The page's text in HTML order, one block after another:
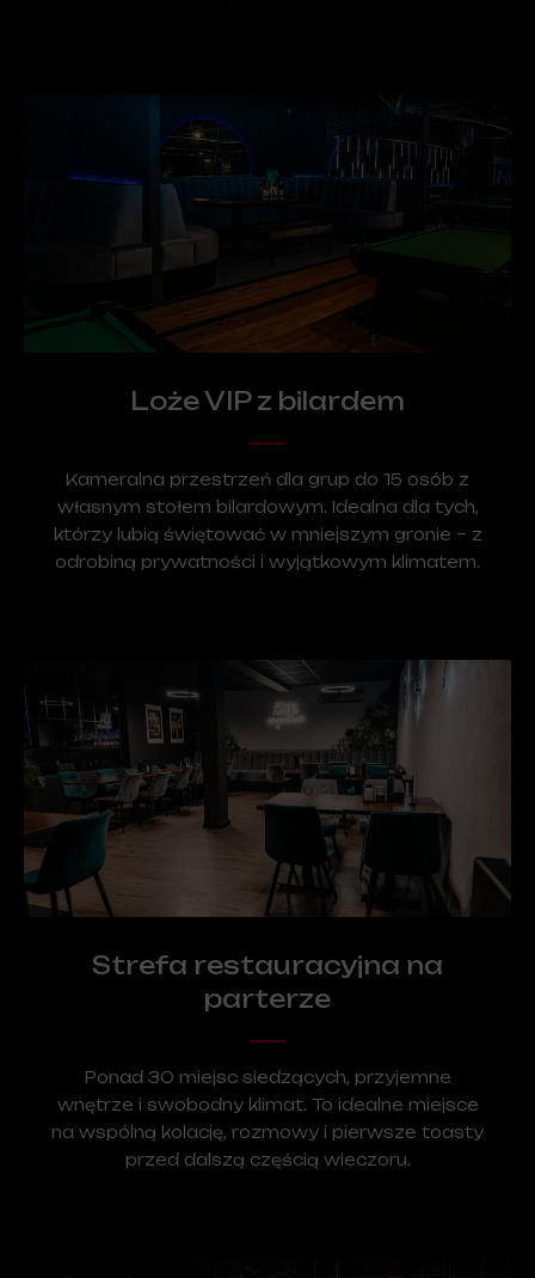
Loże VIP z bilardem
Kameralna przestrzeń dla grup do 15 osób z
własnym stołem bilardowym. Idealna dla tych,
którzy lubią świętować w mniejszym gronie – z
odrobiną prywatności i wyjątkowym klimatem.
Strefa restauracyjna na
parterze
Ponad 30 miejsc siedzących, przyjemne
wnętrze i swobodny klimat. To idealne miejsce
na wspólną kolację, rozmowy i pierwsze toasty
przed dalszą częścią wieczoru.